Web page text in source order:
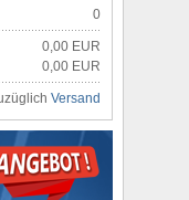
0
0,00 EUR
0,00 EUR
Versand